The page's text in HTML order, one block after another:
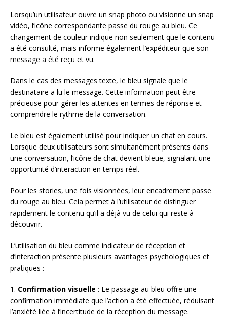
Lorsqu’un utilisateur ouvre un snap photo ou visionne un snap
vidéo, l’icône correspondante passe du rouge au bleu. Ce
changement de couleur indique non seulement que le contenu
a été consulté, mais informe également l’expéditeur que son
message a été reçu et vu.
Dans le cas des messages texte, le bleu signale que le
destinataire a lu le message. Cette information peut être
précieuse pour gérer les attentes en termes de réponse et
comprendre le rythme de la conversation.
Le bleu est également utilisé pour indiquer un chat en cours.
Lorsque deux utilisateurs sont simultanément présents dans
une conversation, l’icône de chat devient bleue, signalant une
opportunité d’interaction en temps réel.
Pour les stories, une fois visionnées, leur encadrement passe
du rouge au bleu. Cela permet à l’utilisateur de distinguer
rapidement le contenu qu’il a déjà vu de celui qui reste à
découvrir.
L’utilisation du bleu comme indicateur de réception et
d’interaction présente plusieurs avantages psychologiques et
pratiques :
1. Confirmation visuelle : Le passage au bleu offre une
confirmation immédiate que l’action a été effectuée, réduisant
l’anxiété liée à l’incertitude de la réception du message.